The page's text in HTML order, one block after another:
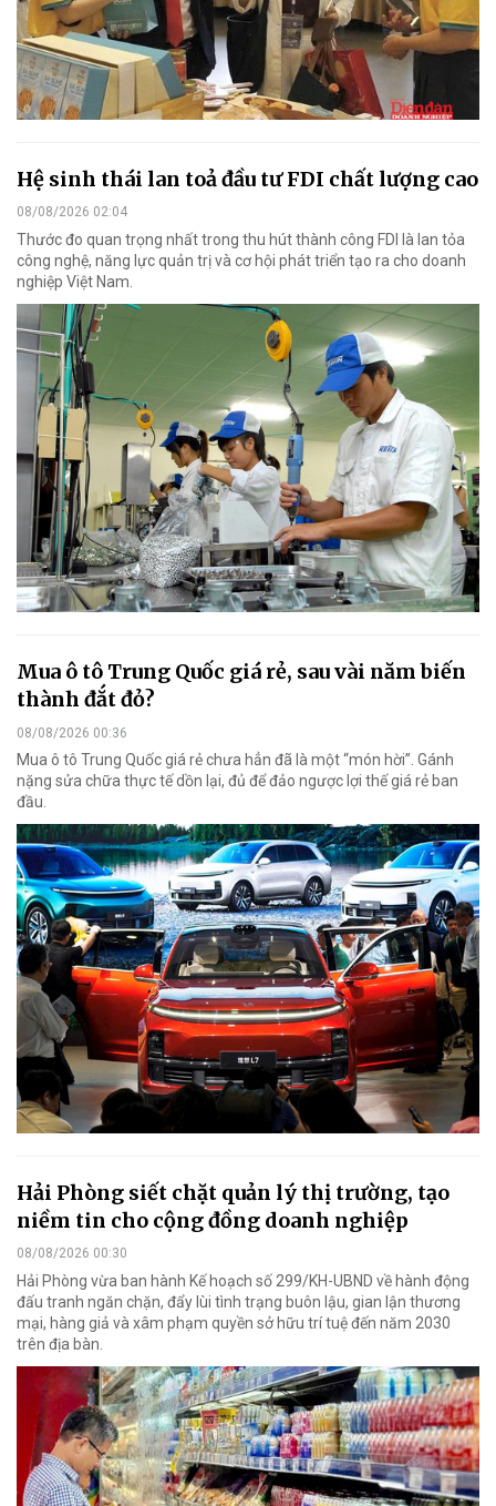
Hệ sinh thái lan toả đầu tư FDI chất lượng cao
08/08/2026 02:04
Thước đo quan trọng nhất trong thu hút thành công FDI là lan tỏa
công nghệ, năng lực quản trị và cơ hội phát triển tạo ra cho doanh
nghiệp Việt Nam.
Mua ô tô Trung Quốc giá rẻ, sau vài năm biến
thành đắt đỏ?
08/08/2026 00:36
Mua ô tô Trung Quốc giá rẻ chưa hẳn đã là một “món hời”. Gánh
nặng sửa chữa thực tế dồn lại, đủ để đảo ngược lợi thế giá rẻ ban
đầu.
Hải Phòng siết chặt quản lý thị trường, tạo
niềm tin cho cộng đồng doanh nghiệp
08/08/2026 00:30
Hải Phòng vừa ban hành Kế hoạch số 299/KH-UBND về hành động
đấu tranh ngăn chặn, đẩy lùi tình trạng buôn lậu, gian lận thương
mại, hàng giả và xâm phạm quyền sở hữu trí tuệ đến năm 2030
trên địa bàn.